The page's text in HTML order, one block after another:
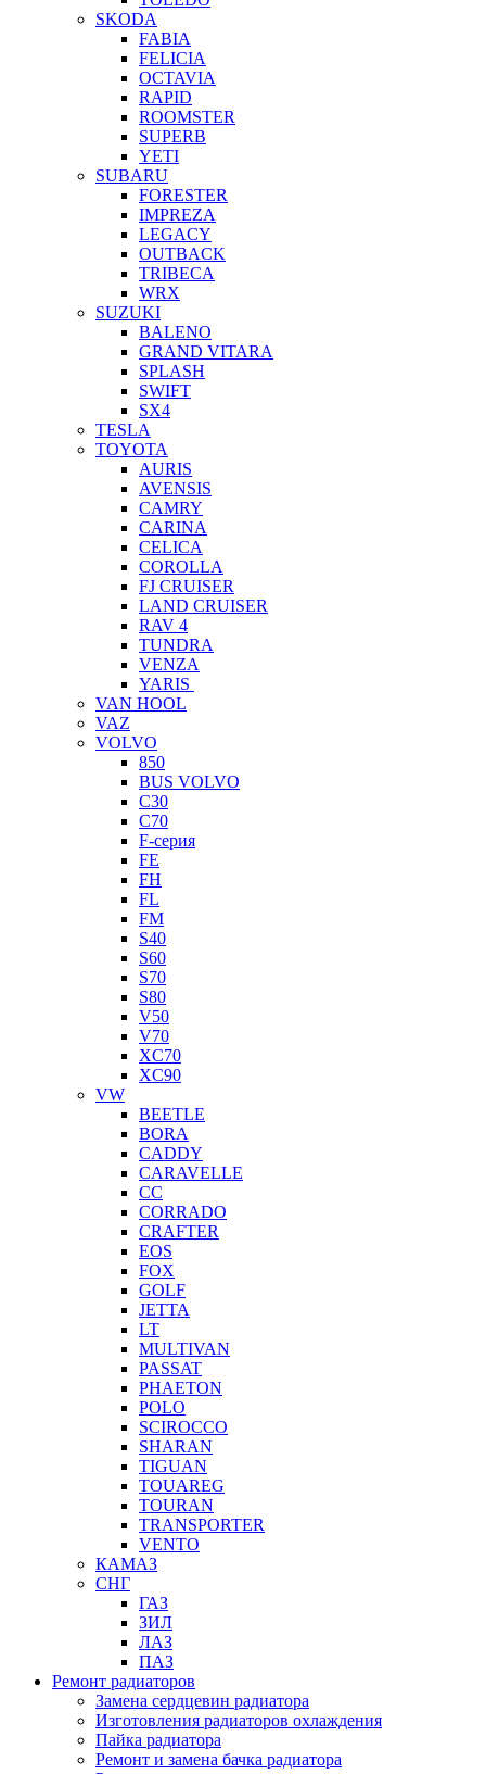
SKODA
FABIA
FELICIA
OCTAVIA
RAPID
ROOMSTER
SUPERB
YETI
SUBARU
FORESTER
IMPREZA
LEGACY
OUTBACK
TRIBECA
WRX
SUZUKI
BALENO
GRAND VITARA
SPLASH
SWIFT
SX4
TESLA
TOYOTA
AURIS
AVENSIS
CAMRY
CARINA
CELICA
COROLLA
FJ CRUISER
LAND CRUISER
RAV 4
TUNDRA
VENZA
YARIS
VAN HOOL
VAZ
VOLVO
850
BUS VOLVO
C30
C70
F-серия
FE
FH
FL
FM
S40
S60
S70
S80
V50
V70
XC70
XC90
VW
BEETLE
BORA
CADDY
CARAVELLE
CC
CORRADO
CRAFTER
EOS
FOX
GOLF
JETTA
LT
MULTIVAN
PASSAT
PHAETON
POLO
SCIROCCO
SHARAN
TIGUAN
TOUAREG
TOURAN
TRANSPORTER
VENTO
КАМАЗ
СНГ
ГАЗ
ЗИЛ
ЛАЗ
ПАЗ
Ремонт радиаторов
Замена сердцевин радиатора
Изготовления радиаторов охлаждения
Пайка радиатора
Ремонт и замена бачка радиатора